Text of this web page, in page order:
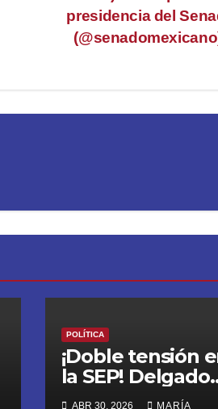
presidencia del
POLÍTICA
¡Doble tensión
la SEP! Delgado
atiende a la CNTE
ABR 30, 2026 MARÍA